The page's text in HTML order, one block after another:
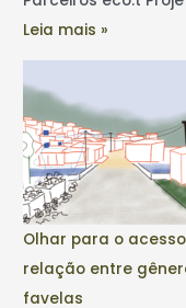
Leia mais »
Olhar para o
relação entre
favelas